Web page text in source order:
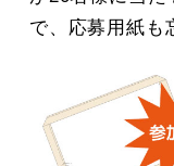
で、応募用紙も